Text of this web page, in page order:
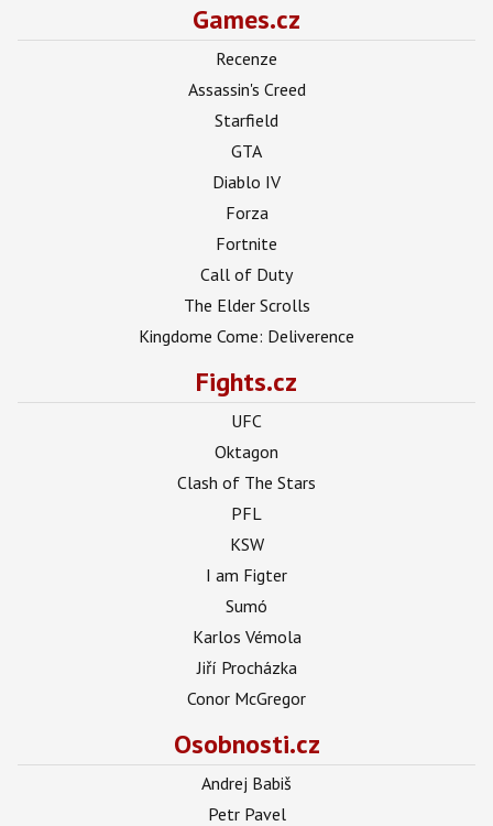
Games.cz
Recenze
Assassin's Creed
Starfield
GTA
Diablo IV
Forza
Fortnite
Call of Duty
The Elder Scrolls
Kingdome Come: Deliverence
Fights.cz
UFC
Oktagon
Clash of The Stars
PFL
KSW
I am Figter
Sumó
Karlos Vémola
Jiří Procházka
Conor McGregor
Osobnosti.cz
Andrej Babiš
Petr Pavel